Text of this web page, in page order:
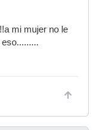
mi mujer no le